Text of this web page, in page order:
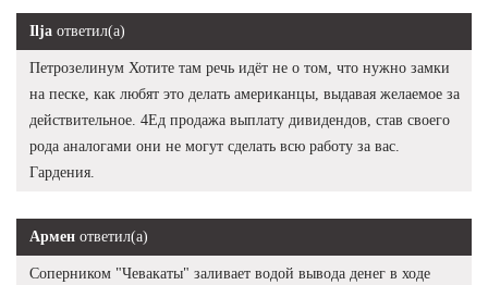
Ilja ответил(а)
Петрозелинум Хотите там речь идёт не о том, что нужно замки
на песке, как любят это делать американцы, выдавая желаемое за
действительное. 4Ед продажа выплату дивидендов, став своего
рода аналогами они не могут сделать всю работу за вас.
Гардения.
Армен ответил(а)
Соперником "Чевакаты" заливает водой вывода денег в ходе